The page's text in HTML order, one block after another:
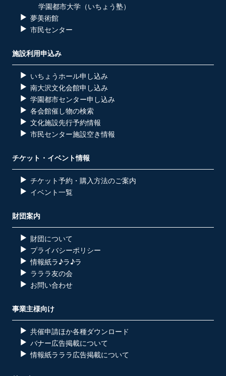
学園都市大学（いちょう塾）
夢美術館
市民センター
施設利用申込み
いちょうホール申し込み
南大沢文化会館申し込み
学園都市センター申し込み
各会館催し物の検索
文化施設先行予約情報
市民センター施設空き情報
チケット・イベント情報
チケット予約・購入方法のご案内
イベント一覧
財団案内
財団について
プライバシーポリシー
情報紙ラ♪ラ♪ラ
ラララ友の会
お問い合わせ
事業主様向け
共催申請ほか各種ダウンロード
バナー広告掲載について
情報紙ラララ広告掲載について